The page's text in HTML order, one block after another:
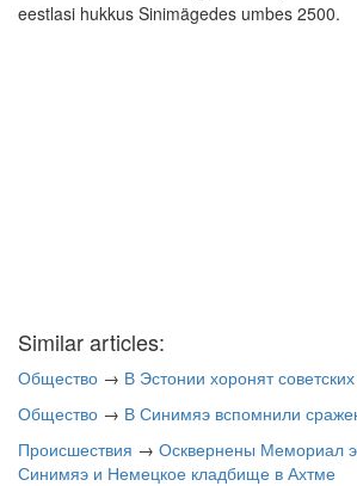
eestlasi hukkus Sinimägedes umbes 2500.
Similar articles:
Общество → В Эстонии хоронят
Общество → В Синимяэ вспомнили
Происшествия → Осквернены Мемориал
Синимяэ и Немецкое кладбище в Ахтме